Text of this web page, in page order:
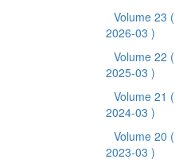
Volume 23 (
2026-03 )
Volume 22 (
2025-03 )
Volume 21 (
2024-03 )
Volume 20 (
2023-03 )